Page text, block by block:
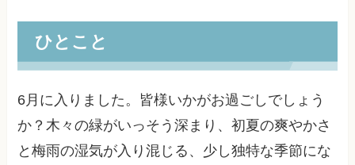
ひとこと
6月に入りました。皆様いかがお過ごしでしょう
か？木々の緑がいっそう深まり、初夏の爽やかさ
と梅雨の湿気が入り混じる、少し独特な季節にな